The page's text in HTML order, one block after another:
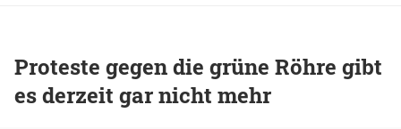
Proteste gegen die grüne Röhre gibt
es derzeit gar nicht mehr